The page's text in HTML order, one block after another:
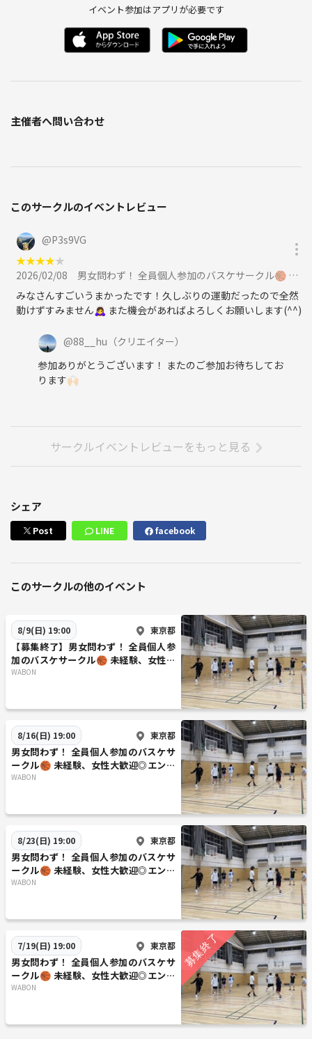
イベント参加はアプリが必要です
主催者へ問い合わせ
このサークルのイベントレビュー
@P3s9VG
★★★★★
2026/02/08
男女問わず！ 全員個人参加のバスケサークル🏀 未経験、女性大歓迎◎エンジョイレベル！に参加
みなさんすごいうまかったです！久しぶりの運動だったので全然
動けずすみません🙇‍♀️ また機会があればよろしくお願いします(^^)
@88__hu （クリエイター）
参加ありがとうございます！ またのご参加お待ちしてお
ります🙌🏻
サークルイベントレビューをもっと見る
シェア
Post LINE facebook
このサークルの他のイベント
8/9(日) 19:00 東京都
【募集終了】男女問わず！ 全員個人参
加のバスケサークル🏀 未経験、女性大
歓迎◎エンジョイレベル！
WABON
8/16(日) 19:00 東京都
男女問わず！ 全員個人参加のバスケサ
ークル🏀 未経験、女性大歓迎◎エンジ
ョイレベル！
WABON
8/23(日) 19:00 東京都
男女問わず！ 全員個人参加のバスケサ
ークル🏀 未経験、女性大歓迎◎エンジ
ョイレベル！
WABON
7/19(日) 19:00 東京都
男女問わず！ 全員個人参加のバスケサ
ークル🏀 未経験、女性大歓迎◎エンジ
ョイレベル！
WABON